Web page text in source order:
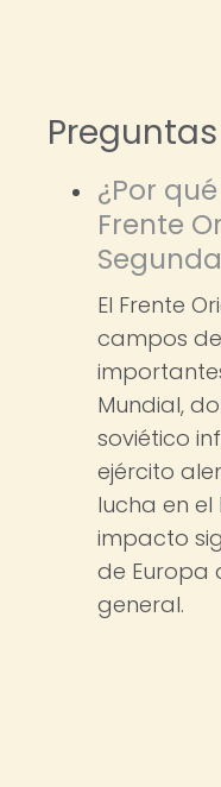
¿Por
Frente
El Frente
campos
Mundial,
soviético
ejército
lucha en el
impacto
de Europa
general.